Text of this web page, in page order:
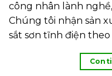
công nhân lành
Chúng tôi nhận sản
sắt sơn tĩnh điện